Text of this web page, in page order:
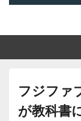
フジファ
が教科書